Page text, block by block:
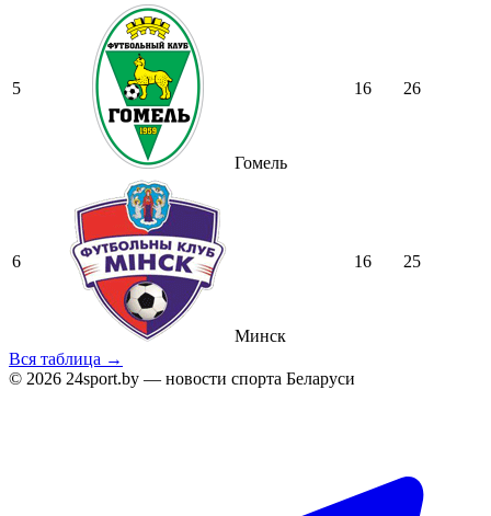
5
Гомель
16 26
6
Минск
16 25
Вся таблица →
© 2026 24sport.by — новости спорта Беларуси